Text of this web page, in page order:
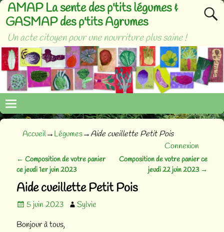
AMAP La sente des p'tits légumes &
GASMAP des p'tits Agrumes
Un acte citoyen pour une nourriture plus saine !
Accueil→Légumes→Aide cueillette Petit Pois
Connexion
Navigation des articles
← Composition de votre panier
ce jeudi 1er juin 2023
Composition de votre panier ce
jeudi 22 juin 2023 →
Aide cueillette Petit Pois
5 juin 2023
Sylvie
Bonjour à tous,